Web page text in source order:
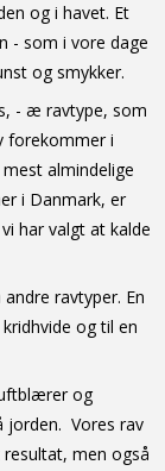
og i havet. Et
- som i vore dage
og smykker.
- æ ravtype, som
forekommer i
almindelige
i Danmark, er
har valgt at kalde
ravtyper. En
og til en
og
jorden. Vores rav
men også